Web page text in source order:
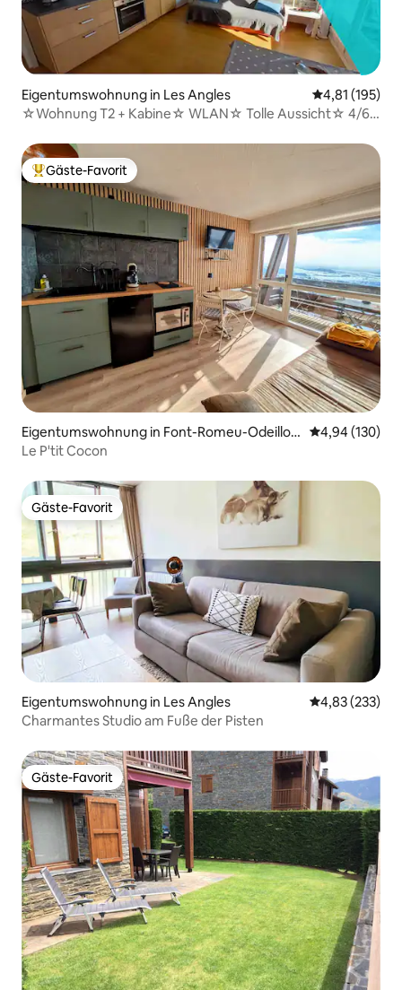
Eigentumswohnung in Les Angles
4,81 (195)
☆Wohnung T2 + Kabine☆ WLAN☆ Tolle Aussicht☆ 4/6
Beliebter Gäste-Favorit.
Gäste-Favorit
Eigentumswohnung in Font-Romeu-Odeillo-
Via
4,94 (130)
Le P'tit Cocon
Gäste-Favorit
Gäste-Favorit
Eigentumswohnung in Les Angles
4,83 (233)
Charmantes Studio am Fuße der Pisten
Gäste-Favorit
Gäste-Favorit